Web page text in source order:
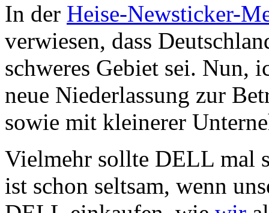
In der Heise-Newsticker-
verwiesen, dass
schweres Gebiet sei. Nun,
neue Niederlassung zur
sowie mit kleinerer
Vielmehr sollte DELL mal
ist schon seltsam, wenn